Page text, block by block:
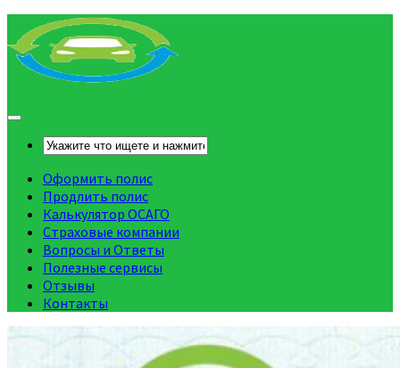
Оформить полис
Продлить полис
Калькулятор ОСАГО
Страховые компании
Вопросы и Ответы
Полезные сервисы
Отзывы
Контакты